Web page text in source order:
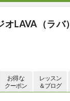
LAVA（ラバ）
お得な
クーポン
レッスン
＆ブログ